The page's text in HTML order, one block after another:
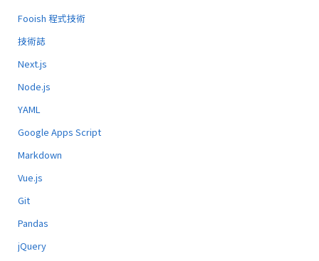
Fooish 程式技術
技術誌
Next.js
Node.js
YAML
Google Apps Script
Markdown
Vue.js
Git
Pandas
jQuery